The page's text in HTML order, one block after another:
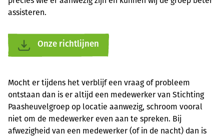
assisteren.
Onze richtlijnen
Mocht er tijdens het verblijf een vraag of probleem
ontstaan dan is er altijd een medewerker van Stichting
Paasheuvelgroep op locatie aanwezig, schroom vooral
niet om de medewerker even aan te spreken. Bij
afwezigheid van een medewerker (of in de nacht) dan is